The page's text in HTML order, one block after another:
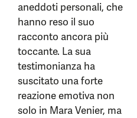
aneddoti personali, che
hanno reso il suo
racconto ancora più
toccante. La sua
testimonianza ha
suscitato una forte
reazione emotiva non
solo in Mara Venier, ma